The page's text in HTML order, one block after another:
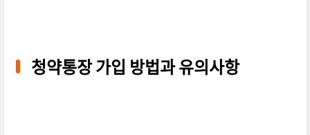
청약통장 가입 방법과 유의사항